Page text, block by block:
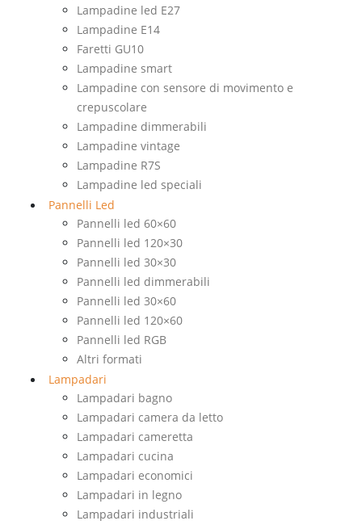
Lampadine led E27
Lampadine E14
Faretti GU10
Lampadine smart
Lampadine con sensore di movimento e
crepuscolare
Lampadine dimmerabili
Lampadine vintage
Lampadine R7S
Lampadine led speciali
Pannelli Led
Pannelli led 60×60
Pannelli led 120×30
Pannelli led 30×30
Pannelli led dimmerabili
Pannelli led 30×60
Pannelli led 120×60
Pannelli led RGB
Altri formati
Lampadari
Lampadari bagno
Lampadari camera da letto
Lampadari cameretta
Lampadari cucina
Lampadari economici
Lampadari in legno
Lampadari industriali